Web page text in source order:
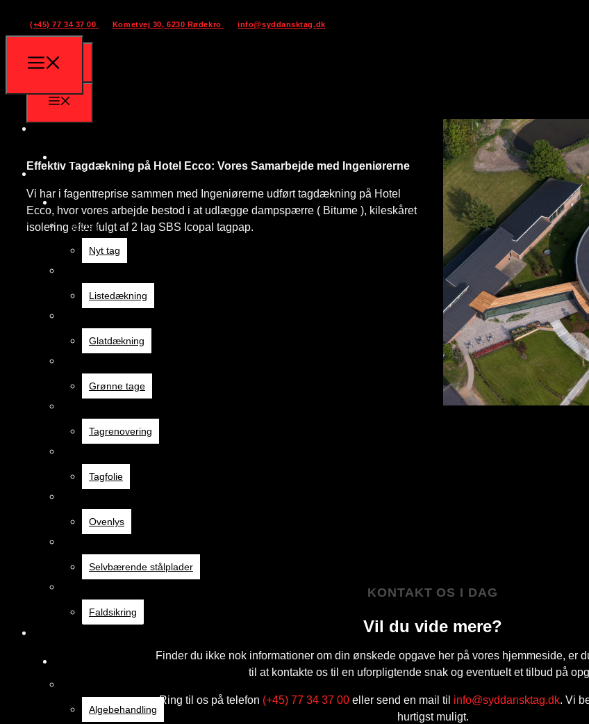
(+45) 77 34 37 00 Kometvej 30, 6230 Rødekro info@syddansktag.dk
Løsninger
Nyt tag
Listedækning
Glatdækning
Grønne tage
Tagrenovering
Tagfolie
Ovenlys
Selvbærende stålplader
Faldsikring
Algebehandling
Løsninger
Nyt tag
Effektiv Tagdækning på Hotel Ecco: Vores Samarbejde med Ingeniørerne
Vi har i fagentreprise sammen med Ingeniørerne udført tagdækning på Hotel
Ecco, hvor vores arbejde bestod i at udlægge dampspærre ( Bitume ), kileskåret
isolering efter fulgt af 2 lag SBS Icopal tagpap.
KONTAKT OS I DAG
Vil du vide mere?
Finder du ikke nok informationer om din ønskede opgave her på vores hjemmeside, er
til at kontakte os til en uforpligtende snak og eventuelt et tilbud på
Ring til os på telefon (+45) 77 34 37 00 eller send en mail til info@syddansktag.dk. Vi
hurtigst muligt.